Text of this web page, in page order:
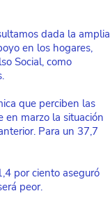
dada la amplia
en los hogares,
Social, como
que perciben las
en marzo la situación
Para un 37,7
por ciento aseguró
peor.